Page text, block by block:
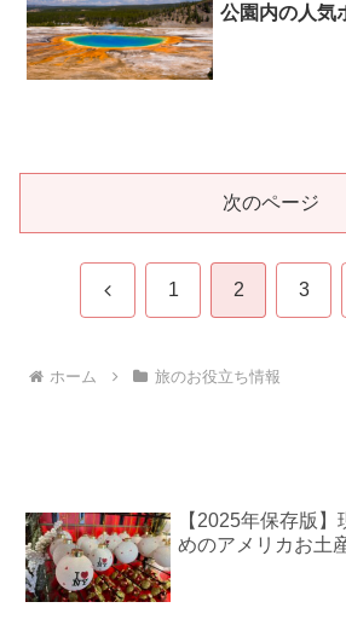
公園内の人気
次のページ
前 1 2 3
ホーム 旅のお役立ち情報
【2025年保存版
めのアメリカお土